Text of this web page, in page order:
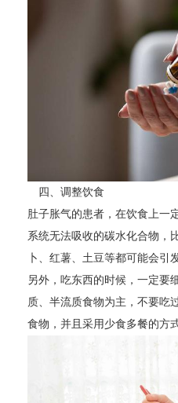
四、调整饮食
肚子胀气的患者，在饮食上一
系统无法吸收的碳水化合物，
卜、红薯、土豆等都可能会引
另外，吃东西的时候，一定要
质、半流质食物为主，不要吃
食物，并且采用少食多餐的方式